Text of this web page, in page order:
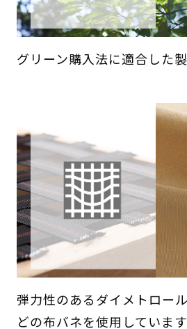
グリーン購入法に適合した製
弾力性のあるダイメトロー
どの布バネを使用しています